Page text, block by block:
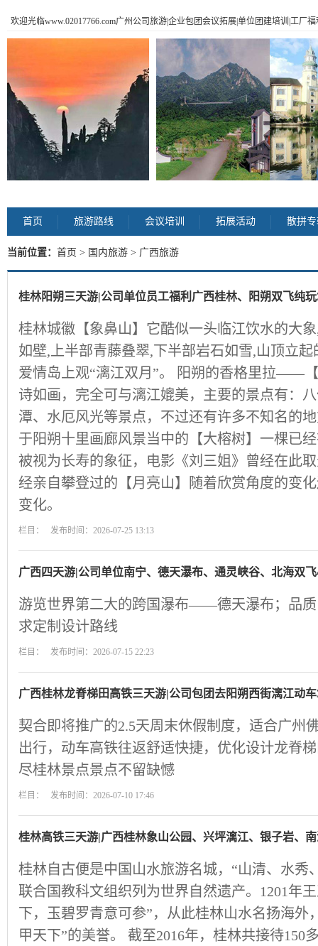
欢迎光临www.02017766.com广州公司旅游|企业包团会议拓展|单位团建培训|工厂
首页 旅游路线 会议培训 拓展活动 散拼
当前位置： 首页 > 国内旅游 > 广西旅游
桂林阳朔三天游|公司单位员工福利广西桂林、阳朔双飞纯
桂林城徽【象鼻山】它酷似一头临江饮水的大
如壁,上半部青藤叠翠,下半部岩石如雪,山顶立
爱情岛上观“漓江双月”。 阳朔的香格里拉——
诗如画，完全可与漓江媲美，主要的景点有：
潭、水厄风光等景点，不过还有许多不知名的
于阳朔十里画廊风景当中的【大榕树】一棵已
被视为长寿的象征，电影《刘三姐》曾经在此
经亲自攀登过的【月亮山】随着欣赏角度的变
变化。
栏目： 发布时间：2026-07-25 13:13
广西四天游|公司单位南宁、德天瀑布、通灵峡谷、北海双
游览世界第二大的跨国瀑布——德天瀑布；品
求定制设计路线
栏目： 发布时间：2026-07-15 22:23
广西桂林龙脊梯田高铁三天游|公司包团去阳朔西街漓江动
契合即将推广的2.5天周末休假制度，适合广州
出行，动车高铁往返舒适快捷，优化设计龙脊
尽桂林景点景点不留缺憾
栏目： 发布时间：2026-07-10 17:46
桂林高铁三天游|广西桂林象山公园、兴坪漓江、银子岩、
桂林自古便是中国山水旅游名城，“山清、水秀
联合国教科文组织列为世界自然遗产。1201年
下，玉碧罗青意可参”，从此桂林山水名扬海外
甲天下”的美誉。 截至2016年，桂林共接待150